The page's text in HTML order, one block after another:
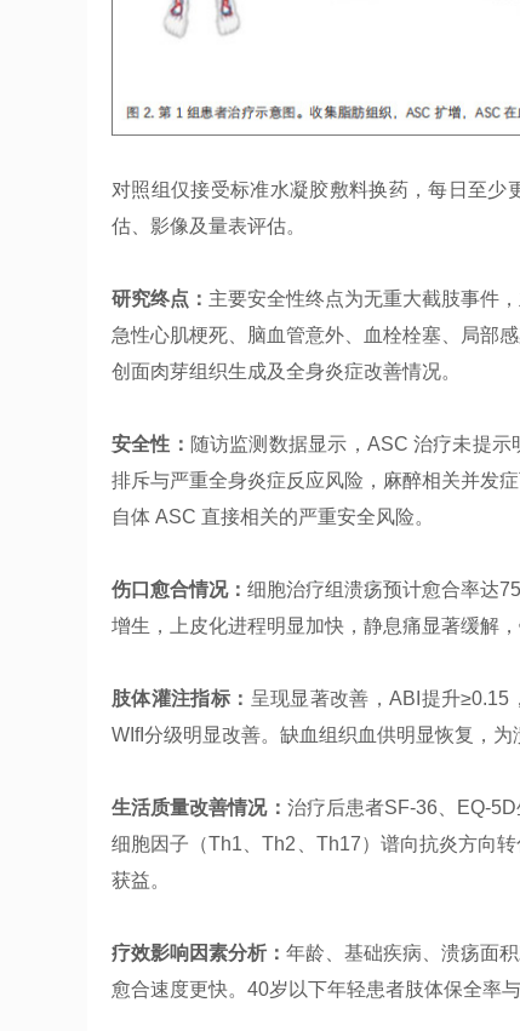
对照组仅接受标准水凝胶敷料换药，每日至
估、影像及量表评估。
研究终点： 主要安全性终点为无重大截肢事件
急性心肌梗死、脑血管意外、血栓栓塞、局部
创面肉芽组织生成及全身炎症改善情况。
安全性： 随访监测数据显示，ASC 治疗未提
排斥与严重全身炎症反应风险，麻醉相关并发
自体 ASC 直接相关的严重安全风险。
伤口愈合情况： 细胞治疗组溃疡预计愈合率达
增生，上皮化进程明显加快，静息痛显著缓解
肢体灌注指标： 呈现显著改善，ABI提升
WIfI分级明显改善。缺血组织血供明显恢复，
生活质量改善情况： 治疗后患者SF-36、EQ-
细胞因子（Th1、Th2、Th17）谱向抗炎方向
获益。
疗效影响因素分析： 年龄、基础疾病、溃疡面
愈合速度更快。40岁以下年轻患者肢体保全率